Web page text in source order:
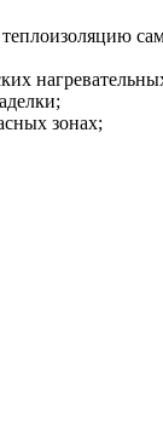
зонах;